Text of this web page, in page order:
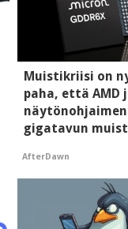
Muistikriisi on
paha, että AMD
gigatavun
AfterDawn